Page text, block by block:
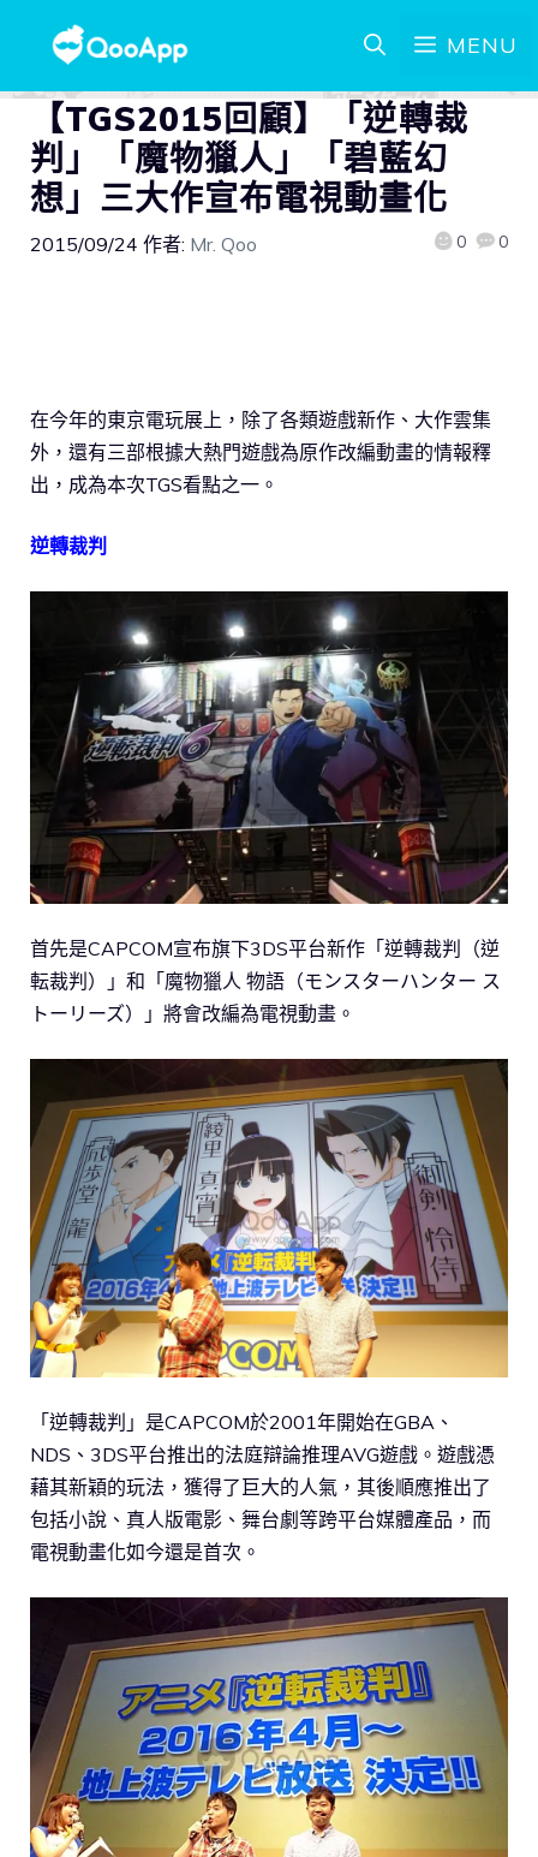
MENU
【TGS2015回顧】「逆轉裁
判」「魔物獵人」「碧藍幻
想」三大作宣布電視動畫化
2015/09/24 作者: Mr. Qoo 0 0
在今年的東京電玩展上，除了各類遊戲新作、大作雲集
外，還有三部根據大熱門遊戲為原作改編動畫的情報釋
出，成為本次TGS看點之一。
逆轉裁判
首先是CAPCOM宣布旗下3DS平台新作「逆轉裁判（逆
転裁判）」和「魔物獵人 物語（モンスターハンター ス
トーリーズ）」將會改編為電視動畫。
「逆轉裁判」是CAPCOM於2001年開始在GBA、
NDS、3DS平台推出的法庭辯論推理AVG遊戲。遊戲憑
藉其新穎的玩法，獲得了巨大的人氣，其後順應推出了
包括小說、真人版電影、舞台劇等跨平台媒體產品，而
電視動畫化如今還是首次。